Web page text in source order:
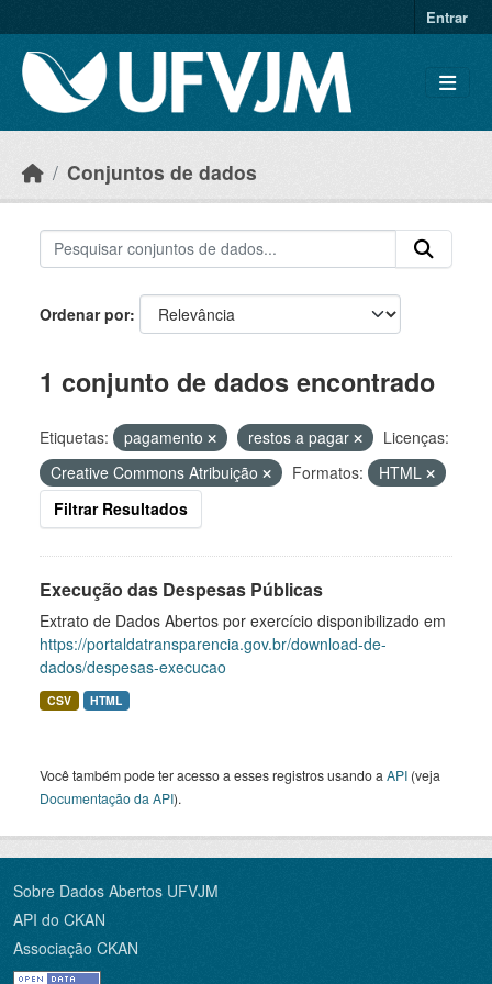
Entrar
Conjuntos de dados
Ordenar por
1 conjunto de dados encontrado
Etiquetas: pagamento restos a pagar
Licenças:
Creative Commons Atribuição
Formatos:
HTML
Filtrar Resultados
Execução das Despesas Públicas
Extrato de Dados Abertos por exercício disponibilizado em
https://portaldatransparencia.gov.br/download-de-
dados/despesas-execucao
CSV HTML
Você também pode ter acesso a esses registros usando a API (veja
Documentação da API).
Sobre Dados Abertos UFVJM
API do CKAN
Associação CKAN